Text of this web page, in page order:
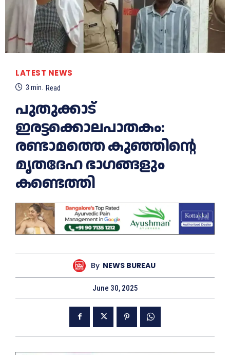
LATEST NEWS
3 min. Read
പുതുക്കാട്
ഇരട്ടക്കൊലപാതകം:
രണ്ടാമത്തെ കുഞ്ഞിൻ്റെ
മൃതദേഹ ഭാഗങ്ങളും
കണ്ടെത്തി
By NEWS BUREAU
June 30, 2025